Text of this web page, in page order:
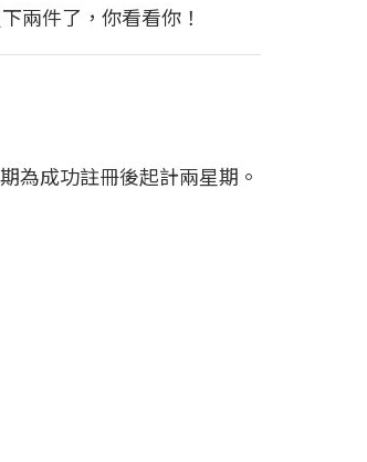
兩件了，你看看你！
為成功註冊後起計兩星期。